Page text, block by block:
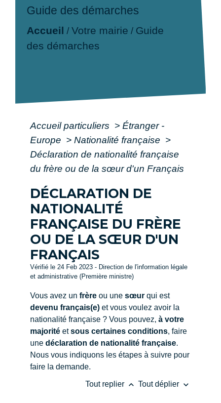
Guide des démarches
Accueil / Votre mairie / Guide
des démarches
Accueil particuliers > Étranger -
Europe > Nationalité française >
Déclaration de nationalité française
du frère ou de la sœur d'un Français
DÉCLARATION DE
NATIONALITÉ
FRANÇAISE DU FRÈRE
OU DE LA SŒUR D'UN
FRANÇAIS
Vérifié le 24 Feb 2023 - Direction de l'information légale
et administrative (Première ministre)
Vous avez unfrère ou unesœur qui est
devenu français(e) et vous voulez avoir la
nationalité française ? Vous pouvez,à votre
majorité etsous certaines conditions, faire
unedéclaration de nationalité française.
Nous vous indiquons les étapes à suivre pour
faire la demande.
Tout replier keyboard_arrow_up Tout déplier keyboard_arrow_down